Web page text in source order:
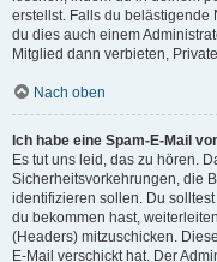
erstellst. Falls du belästigende
du dies auch einem
Mitglied dann verbieten,
Nach oben
Ich habe eine Spam-E-Mail
Es tut uns leid, das zu hören.
Sicherheitsvorkehrungen, die
identifizieren sollen. Du
du bekommen hast,
(Headers) mitzuschicken.
E-Mail verschickt hat. Der